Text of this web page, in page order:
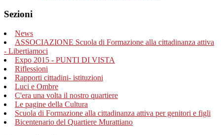
Sezioni
News
ASSOCIAZIONE Scuola di Formazione alla cittadinanza attiva
- Libertiamoci
Expo 2015 - PUNTI DI VISTA
Riflessioni
Rapporti cittadini- istituzioni
Luci e Ombre
C'era una volta il nostro quartiere
Le pagine della Cultura
Scuola di Formazione alla cittadinanza attiva per genitori e figli
Bicentenario del Quartiere Murattiano